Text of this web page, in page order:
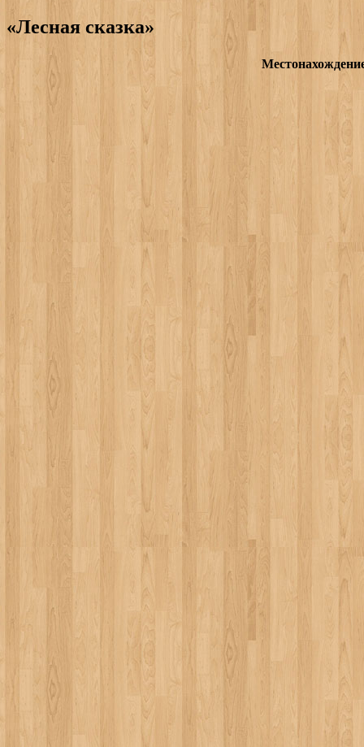
«Лесная сказка»